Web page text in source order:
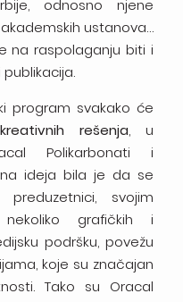
odnosno
njene
ustanova…
na raspolaganju biti i
program svakako će
rešenja, u
Polikarbonati i
ideja bila je da se
preduzetnici, svojim
nekoliko grafičkih i
podršku, povežu
koje su značajan
Tako su
Oracal